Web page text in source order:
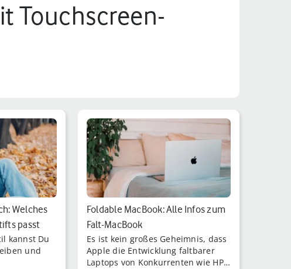
Touchscreen-
Welches
passt
kannst Du
und
Foldable MacBook: Alle Infos zum
Falt-MacBook
Es ist kein großes Geheimnis, dass
Apple die Entwicklung faltbarer
Laptops von Konkurrenten wie HP,